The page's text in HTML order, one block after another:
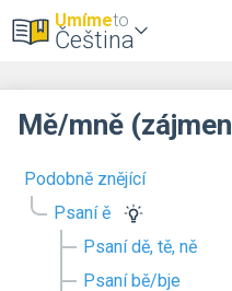
Umímeto
Čeština
Podobně znějící
Psaní ě
Psaní dě, tě, ně
Psaní bě/bje
Mě/mně